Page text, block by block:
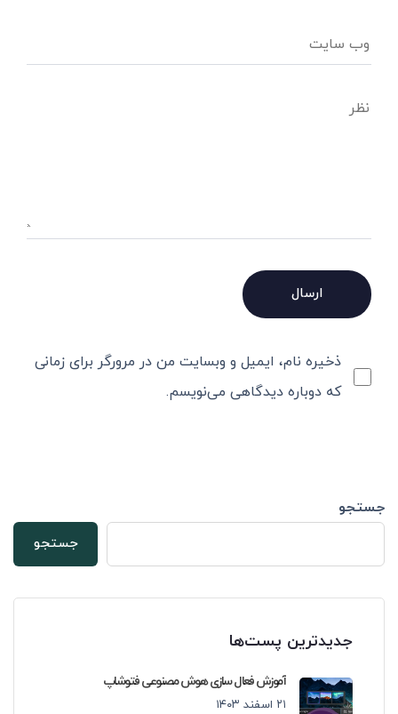
ذخیره نام، ایمیل و وبسایت من در مرورگر برای زمانی
که دوباره دیدگاهی می‌نویسم.
جستجو
جستجو
جدیدترین پست‌ها
آموزش فعال سازی هوش مصنوعی فتوشاپ
۲۱ اسفند ۱۴۰۳